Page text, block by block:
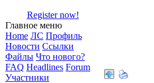
Register now!
Главное меню
Home ЛС Профиль
Новости Ссылки
Файлы Что нового?
FAQ Headlines Forum
Участники